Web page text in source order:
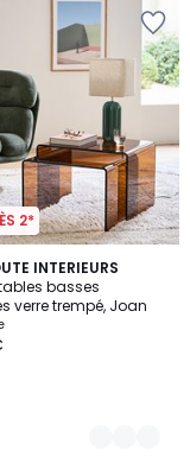
2*
INTERIEURS
basses
verre trempé, Joan